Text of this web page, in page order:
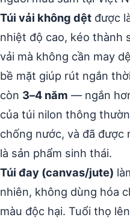
Túi vải không dệt được
nhiệt độ cao, kéo thành
vải mà không cần may
bề mặt giúp rút ngắn
còn 3–4 năm — ngắn
của túi nilon thông
chống nước, và đã được
là sản phẩm sinh thái.
Túi đay (canvas/jute)
nhiên, không dùng hóa
màu độc hại. Tuổi thọ